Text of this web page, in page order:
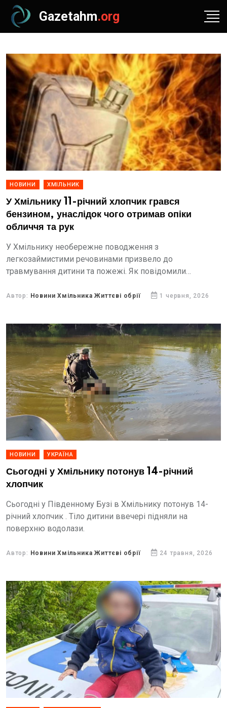
Gazetahm.org
НОВИНИ ХМІЛЬНИК
У Хмільнику 11-річний хлопчик грався
бензином, унаслідок чого отримав опіки
обличчя та рук
У Хмільнику необережне поводження з
легкозаймистими речовинами призвело до
травмування дитини та пожежі. Як повідомили
запальничкою. У якийсь момент сталася раптова
Автор: Новини Хмільника Життєві обрії 1 червня, 2026
НОВИНИ УКРАЇНА
Сьогодні у Хмільнику потонув 14-річний
хлопчик
Сьогодні у Південному Бузі в Хмільнику потонув 14-
річний хлопчик . Тіло дитини ввечері підняли на
поверхню водолази.
Автор: Новини Хмільника Життєві обрії 24 травня, 2026